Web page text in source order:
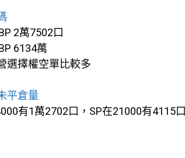
2萬7502口
6134萬
選擇權空單比較多
平倉量
有1萬2702口，SP在21000有4115口